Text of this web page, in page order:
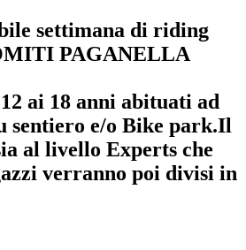
settimana di riding
PAGANELLA
ai 18 anni abituati ad
sentiero e/o Bike park.Il
al livello Experts che
verranno poi divisi in